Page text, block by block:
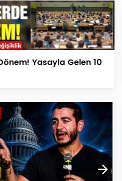
Yasayla Gelen 10